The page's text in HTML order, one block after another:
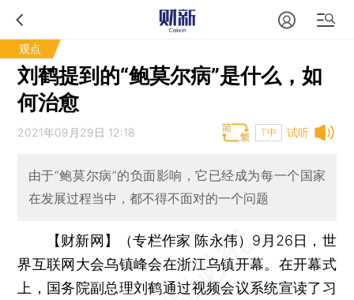
观点
刘鹤提到的“鲍莫尔病”是什么，如
何治愈
试听
2021年09月29日 12:18 T中
由于“鲍莫尔病”的负面影响，它已经成为每一个国家
在发展过程当中，都不得不面对的一个问题
【财新网】（专栏作家 陈永伟） 9月26日，世
界互联网大会乌镇峰会在浙江乌镇开幕。在开幕式
上，国务院副总理刘鹤通过视频会议系统宣读了习